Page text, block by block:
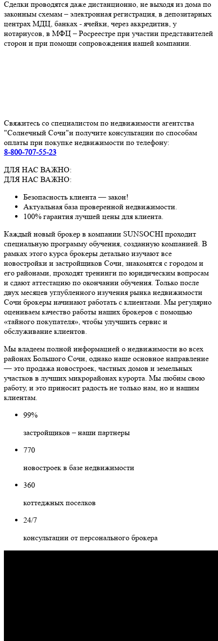
Сделки проводятся даже дистанционно, не выходя из дома по
законным схемам – электронная регистрация, в депозитарных
центрах МДЦ, банках - ячейки, через аккредитив, у
нотариусов, в МФЦ – Росреестре при участии представителей
сторон и при помощи сопровождения нашей компании.
Свяжитесь со специалистом по недвижимости агентства
"Солнечный Сочи"и получите консультации по способам
оплаты при покупке недвижимости по телефону:
8-800-707-55-23
ДЛЯ НАС ВАЖНО:
ДЛЯ НАС ВАЖНО:
Безопасность клиента — закон!
Актуальная база проверенной недвижимости.
100% гарантия лучшей цены для клиента.
Каждый новый брокер в компании SUNSOCHI проходит
специальную программу обучения, созданную компанией. В
рамках этого курса брокеры детально изучают все
новостройки и застройщиков Сочи, знакомятся с городом и
его районами, проходят тренинги по юридическим вопросам
и сдают аттестацию по окончании обучения. Только после
двух месяцев углубленного изучения рынка недвижимости
Сочи брокеры начинают работать с клиентами. Мы регулярно
оцениваем качество работы наших брокеров с помощью
«тайного покупателя», чтобы улучшить сервис и
обслуживание клиентов.
Мы владеем полной информацией о недвижимости во всех
районах Большого Сочи, однако наше основное направление
— это продажа новостроек, частных домов и земельных
участков в лучших микрорайонах курорта. Мы любим свою
работу, и это приносит радость не только нам, но и нашим
клиентам.
99%
застройщиков – наши партнеры
770
новостроек в базе недвижимости
360
коттеджных поселков
24/7
консультации от персонального брокера